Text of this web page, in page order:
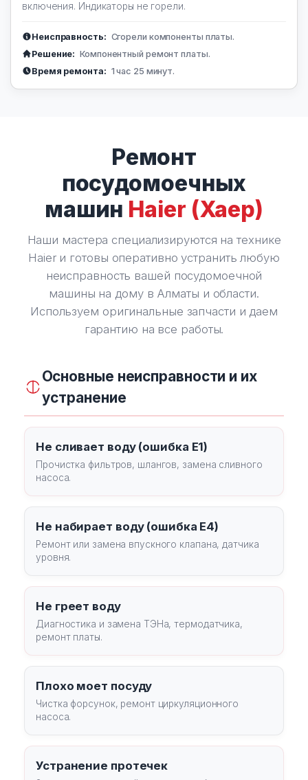
включения. Индикаторы не горели.
Неисправность: Сгорели компоненты платы.
Решение: Компонентный ремонт платы.
Время ремонта: 1 час 25 минут.
Ремонт
посудомоечных
машин Haier (Хаер)
Наши мастера специализируются на технике
Haier и готовы оперативно устранить любую
неисправность вашей посудомоечной
машины на дому в Алматы и области.
Используем оригинальные запчасти и даем
гарантию на все работы.
Основные неисправности и их
устранение
Не сливает воду (ошибка E1)
Прочистка фильтров, шлангов, замена сливного
насоса.
Не набирает воду (ошибка E4)
Ремонт или замена впускного клапана, датчика
уровня.
Не греет воду
Диагностика и замена ТЭНа, термодатчика,
ремонт платы.
Плохо моет посуду
Чистка форсунок, ремонт циркуляционного
насоса.
Устранение протечек